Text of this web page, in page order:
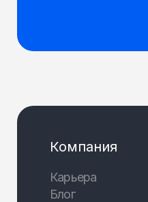
Компания
Карьера
Блог